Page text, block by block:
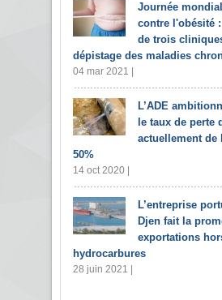
Journée
contre l'obésité
de trois
dépistage des maladies
04 mar 2021 |
L’ADE
le taux de perte
actuellement de
50%
14 oct 2020 |
L’entreprise
Djen fait la
exportations
hydrocarbures
28 juin 2021 |